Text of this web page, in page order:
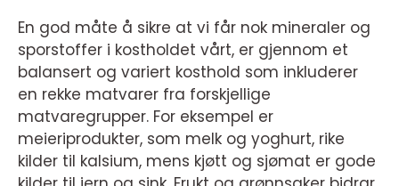
En god måte å sikre at vi får nok mineraler og
sporstoffer i kostholdet vårt, er gjennom et
balansert og variert kosthold som inkluderer
en rekke matvarer fra forskjellige
matvaregrupper. For eksempel er
meieriprodukter, som melk og yoghurt, rike
kilder til kalsium, mens kjøtt og sjømat er gode